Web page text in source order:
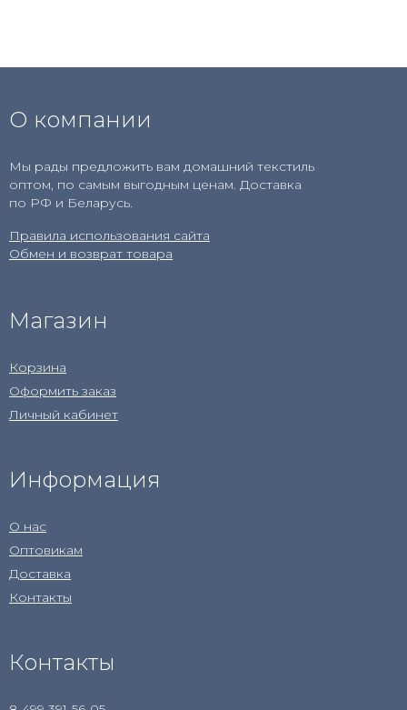
О компании
Мы рады предложить вам домашний текстиль
оптом, по самым выгодным ценам. Доставка
по РФ и Беларусь.
Правила использования сайта
Обмен и возврат товара
Магазин
Корзина
Оформить заказ
Личный кабинет
Информация
О нас
Оптовикам
Доставка
Контакты
Контакты